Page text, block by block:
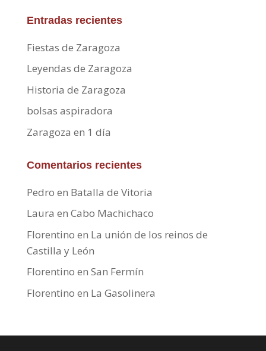
Entradas recientes
Fiestas de Zaragoza
Leyendas de Zaragoza
Historia de Zaragoza
bolsas aspiradora
Zaragoza en 1 día
Comentarios recientes
Pedro en Batalla de Vitoria
Laura en Cabo Machichaco
Florentino en La unión de los reinos de
Castilla y León
Florentino en San Fermín
Florentino en La Gasolinera